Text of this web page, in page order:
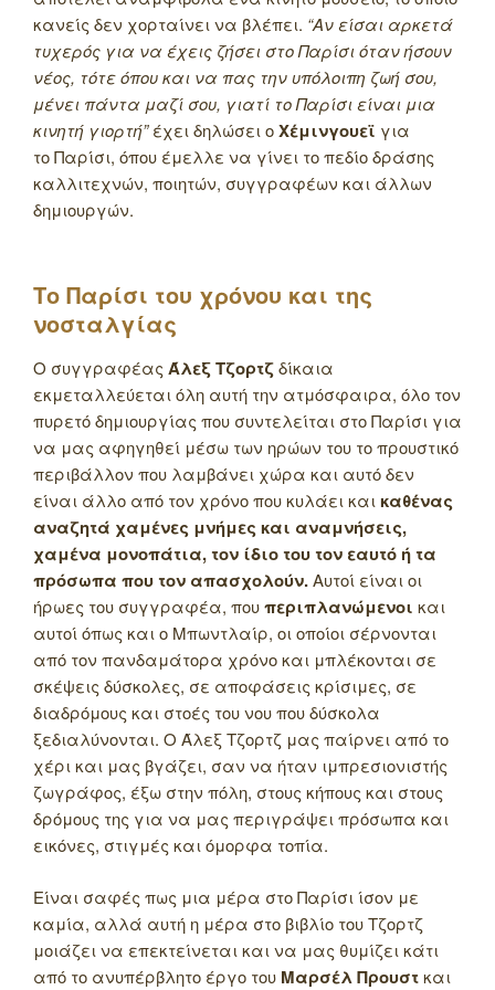
κανείς δεν χορταίνει να βλέπει. “Αν είσαι αρκετά
τυχερός για να έχεις ζήσει στο Παρίσι όταν ήσουν
νέος, τότε όπου και να πας την υπόλοιπη ζωή σου,
μένει πάντα μαζί σου, γιατί το Παρίσι είναι μια
κινητή γιορτή”έχει δηλώσει οΧέμινγουεϊ για
το Παρίσι, όπου έμελλε να γίνει το πεδίο δράσης
καλλιτεχνών, ποιητών, συγγραφέων και άλλων
δημιουργών.
Το Παρίσι του χρόνου και της
νοσταλγίας
Ο συγγραφέας Άλεξ Τζορτζδίκαια
εκμεταλλεύεται όλη αυτή την ατμόσφαιρα, όλο τον
πυρετό δημιουργίας που συντελείται στο Παρίσι για
να μας αφηγηθεί μέσω των ηρώων του το προυστικό
περιβάλλον που λαμβάνει χώρα και αυτό δεν
είναι άλλο από τον χρόνο που κυλάει και καθένας
αναζητά χαμένες μνήμες και αναμνήσεις,
χαμένα μονοπάτια, τον ίδιο του τον εαυτό ή τα
πρόσωπα που τον απασχολούν.Αυτοί είναι οι
ήρωες του συγγραφέα, πουπεριπλανώμενοι και
αυτοί όπως και ο Μπωντλαίρ, οι οποίοι σέρνονται
από τον πανδαμάτορα χρόνο και μπλέκονται σε
σκέψεις δύσκολες, σε αποφάσεις κρίσιμες, σε
διαδρόμους και στοές του νου που δύσκολα
ξεδιαλύνονται. Ο Άλεξ Τζορτζ μας παίρνει από το
χέρι και μας βγάζει, σαν να ήταν ιμπρεσιονιστής
ζωγράφος, έξω στην πόλη, στους κήπους και στους
δρόμους της για να μας περιγράψει πρόσωπα και
εικόνες, στιγμές και όμορφα τοπία.
Είναι σαφές πως μια μέρα στο Παρίσι ίσον με
καμία, αλλά αυτή η μέρα στο βιβλίο του Τζορτζ
μοιάζει να επεκτείνεται και να μας θυμίζει κάτι
από το ανυπέρβλητο έργο του Μαρσέλ Προυστκαι